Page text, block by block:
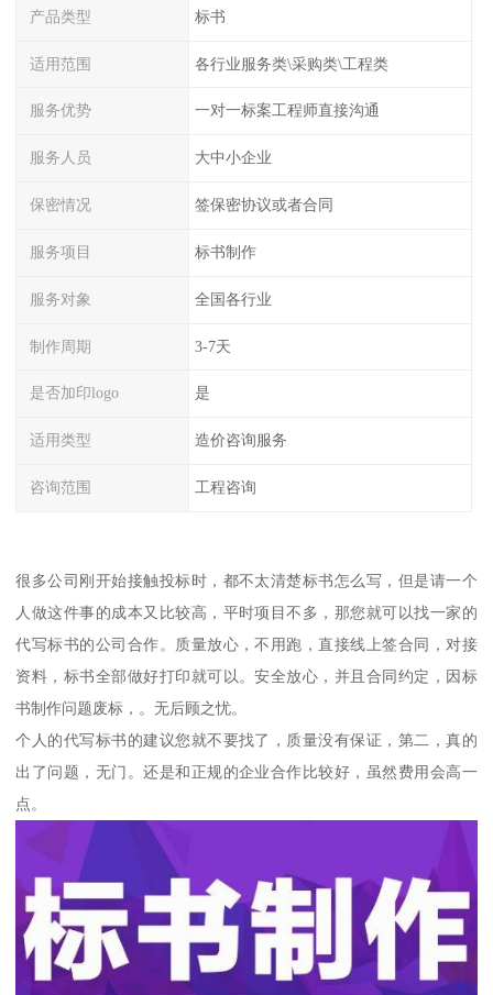
产品类型 标书
适用范围 各行业服务类\采购类\工程类
服务优势 一对一标案工程师直接沟通
服务人员 大中小企业
保密情况 签保密协议或者合同
服务项目 标书制作
服务对象 全国各行业
制作周期 3-7天
是否加印logo 是
适用类型 造价咨询服务
咨询范围 工程咨询
很多公司刚开始接触投标时，都不太清楚标书怎么写，但是请一个
人做这件事的成本又比较高，平时项目不多，那您就可以找一家的
代写标书的公司合作。质量放心，不用跑，直接线上签合同，对接
资料，标书全部做好打印就可以。安全放心，并且合同约定，因标
书制作问题废标，。无后顾之忧。
个人的代写标书的建议您就不要找了，质量没有保证，第二，真的
出了问题，无门。还是和正规的企业合作比较好，虽然费用会高一
点。